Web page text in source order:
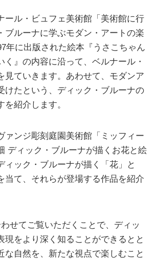
ール・ビュフェ美術館「美術館に行
ブルーナに学ぶモダン・アートの楽
年に出版された絵本『うさこちゃん
く』の内容に沿って、ベルナール・
見ていきます。あわせて、モダンア
けたという、ディック・ブルーナの
紹介します。
ァンジ彫刻庭園美術館「ミッフィー
ディック・ブルーナが描くお花と絵
ィック・ブルーナが描く「花」と
当て、それらが登場する作品を紹介
せてご覧いただくことで、ディッ
現をより深く知ることができるとと
な自然を、新たな視点で楽しむこと